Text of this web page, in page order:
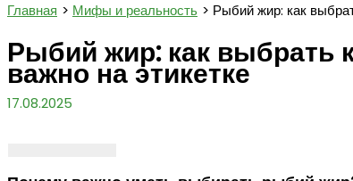
Главная Мифы и реальность Рыбий жир: как
Рыбий жир: как выбрать
важно на этикетке
17.08.2025